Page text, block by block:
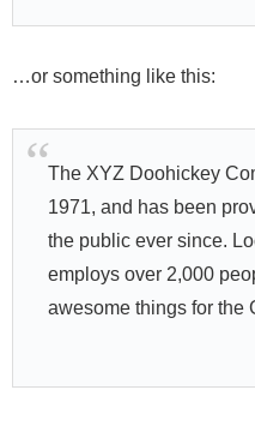
…or something like this:
The XYZ Doohickey
1971, and has been
the public ever since.
employs over 2,000
awesome things for the